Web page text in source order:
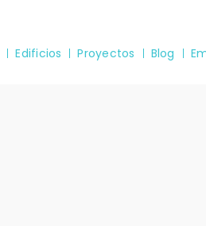
Edificios Proyectos Blog